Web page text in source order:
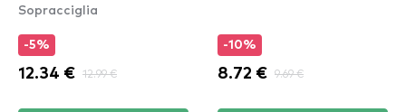
Auburn
Sopracciglia
-5%
12.34 € 12.99 €
-10%
8.72 € 9.69 €